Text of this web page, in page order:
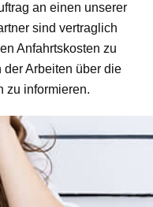
an einen unserer
sind vertraglich
Anfahrtskosten zu
Arbeiten über die
zu informieren.